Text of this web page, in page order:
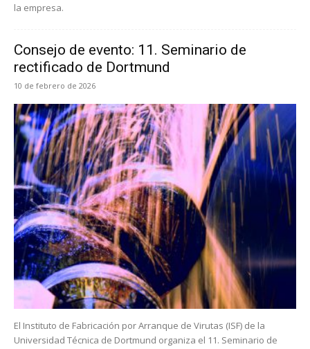
la empresa.
Consejo de evento: 11. Seminario de
rectificado de Dortmund
10 de febrero de 2026
El Instituto de Fabricación por Arranque de Virutas (ISF) de la
Universidad Técnica de Dortmund organiza el 11. Seminario de